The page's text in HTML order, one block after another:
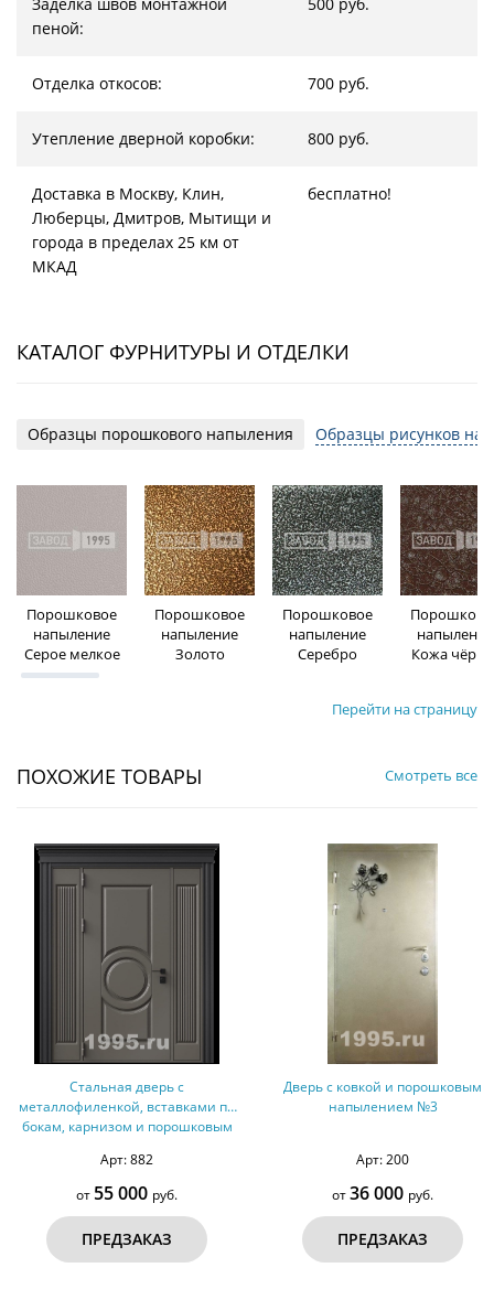
пеной:
Отделка откосов: 700 руб.
Утепление дверной коробки: 800 руб.
Доставка в Москву, Клин,
Люберцы, Дмитров, Мытищи и
города в пределах 25 км от
МКАД
бесплатно!
КАТАЛОГ ФУРНИТУРЫ И ОТДЕЛКИ
Образцы порошкового напыления Образцы рисунков на
Порошковое
напыление
Серое мелкое
Порошковое
напыление
Золото
Порошковое
напыление
Серебро
напыление
Кожа
Перейти на страницу
ПОХОЖИЕ ТОВАРЫ Смотреть все
Стальная дверь с
металлофиленкой, вставками по
бокам, карнизом и порошковым
Арт: 882
от 55 000 руб.
ПРЕДЗАКАЗ
Дверь с ковкой и порошковым
напылением №3
Арт: 200
от36 000 руб.
ПРЕДЗАКАЗ